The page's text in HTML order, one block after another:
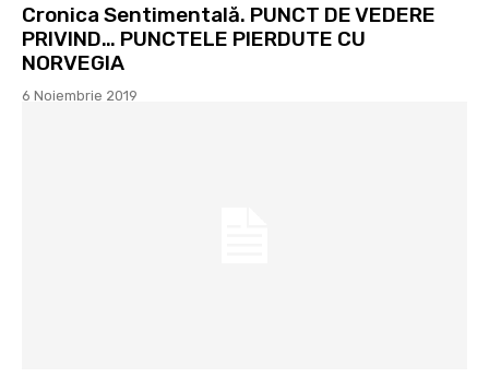
Cronica Sentimentală. PUNCT DE VEDERE
PRIVIND… PUNCTELE PIERDUTE CU
NORVEGIA
6 Noiembrie 2019